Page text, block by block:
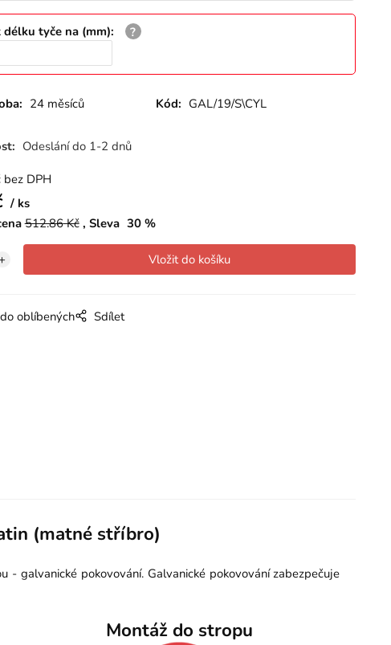
tyče na (mm):
24 měsíců Kód: GAL/19/S\CYL
Odeslání do 1-2 dnů
bez DPH
ks
512.86Kč Sleva 30%
oblíbených Sdílet
(matné stříbro)
galvanické pokovování. Galvanické pokovování zabezpečuje
Montáž do stropu